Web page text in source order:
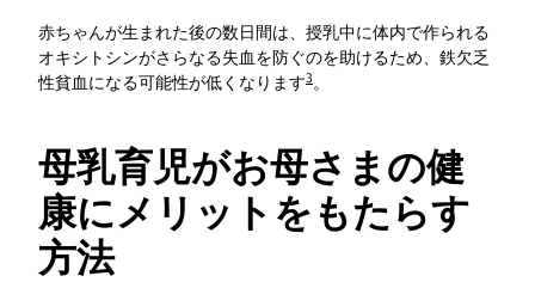
赤ちゃんが生まれた後の数日間は、授乳中に体内で作られる
オキシトシンがさらなる失血を防ぐのを助けるため、鉄欠乏
性貧血になる可能性が低くなります3。
母乳育児がお母さまの健
康にメリットをもたらす
方法